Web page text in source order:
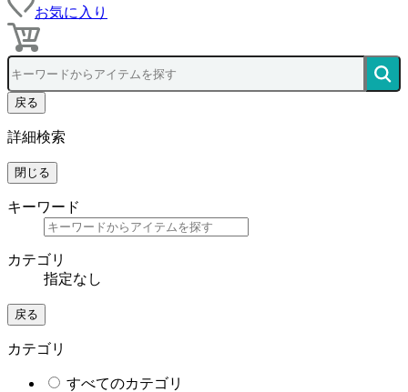
お気に入り
戻る
詳細検索
閉じる
キーワード
カテゴリ
指定なし
戻る
カテゴリ
すべてのカテゴリ